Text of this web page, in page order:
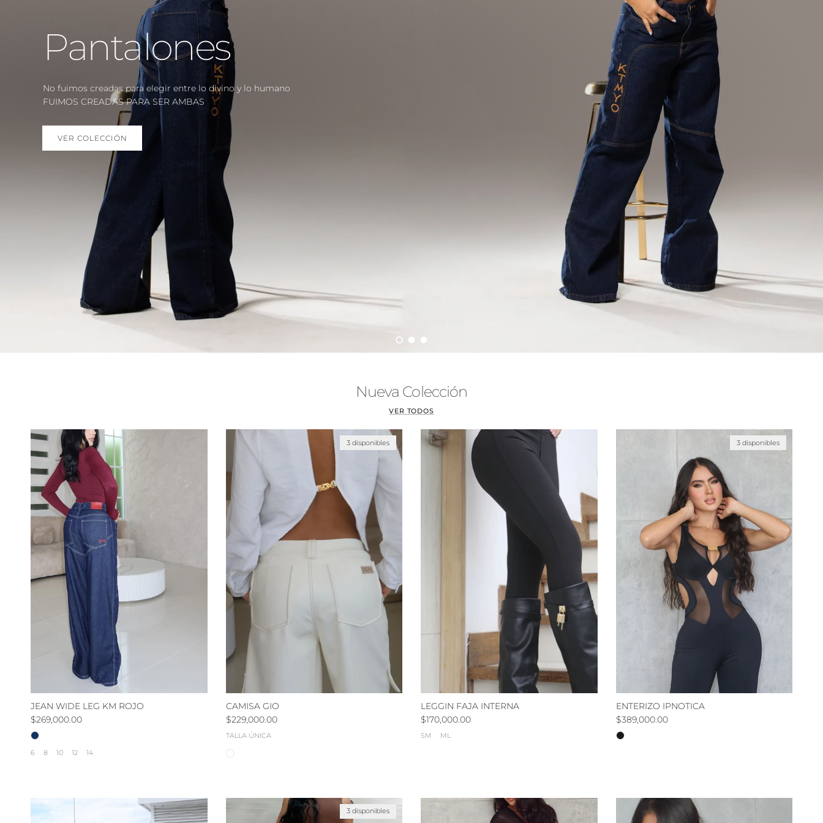
RESALTA TU
BELLEZA
Nueva colección de vestidos
DESCUBRELOS AQUÍ
Cargar diapositiva 1 de 3
Cargar diapositiva 2 de 3
Cargar diapositiva 3 de 3
Nueva Colección
VER TODOS
JEAN WIDE LEG KM ROJO
Precio normal
$269,000.00
6 8 10 12 14
3 disponibles
CAMISA GIO
Precio normal
$229,000.00
TALLA ÚNICA
LEGGIN FAJA INTERNA
Precio normal
$170,000.00
SM ML
3 disponibles
ENTERIZO IPNOTICA
Precio normal
$389,000.00
3 disponibles